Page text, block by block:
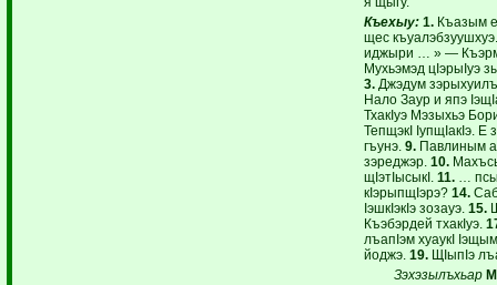
Къехыу:1.Къазым
щес
иджыри … » —
Мухьэмэд цIэрыIуэ
3.Джэдум
Нало Заур и япэ
ТхакIуэ Мэзыхьэ
ТепщэкI IупщIакIэ. Е
гъунэ. 9.Павлиным
зэреджэр. 10.
щIэтIысыкI. 11.…
кIэрыпщIэрэ? 14.
IэшкIэкIэ зозауэ. 15.
Къэбэрдей тхакIуэ.
лъапIэм хуаукI
йоджэ. 19.ЩIыпIэ
Зэхэзылъхьар